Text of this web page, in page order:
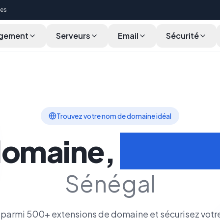
Serveurs Email Sécurité
Trouvez votre nom de domaine idéal
Sénégal
500+ extensions de domaine et sécurisez
en Masse Fonctionnalités Cycle de Vie Transférer